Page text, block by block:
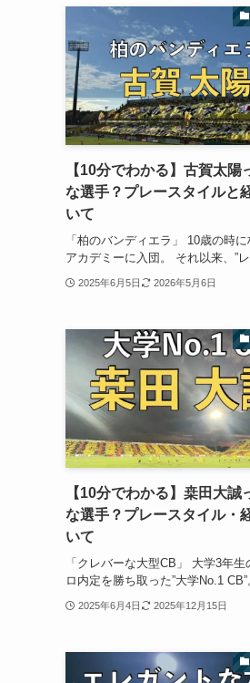
【10分でわかる】古賀太陽
な選手？プレースタイルと
いて
「柏のバンディエラ」 10歳の時
アカデミーに入団。 それ以来、”レ
2025年6月5日 2026年5月6日
【10分でわかる】桒田大誠
な選手？プレースタイル・
いて
「クレバーな大型CB」 大学3年
ロ内定を勝ち取った”大学No.1 CB”
2025年6月4日 2025年12月15日